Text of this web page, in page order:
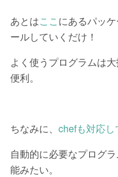
あとはここにあるパッ
ールしていくだけ！
よく使うプログラムは
便利。
ちなみに、 chefも対応し
自動的に必要なプログ
能みたい。